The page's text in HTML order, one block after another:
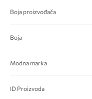
Boja proizvođača
Boja
Modna marka
ID Proizvoda